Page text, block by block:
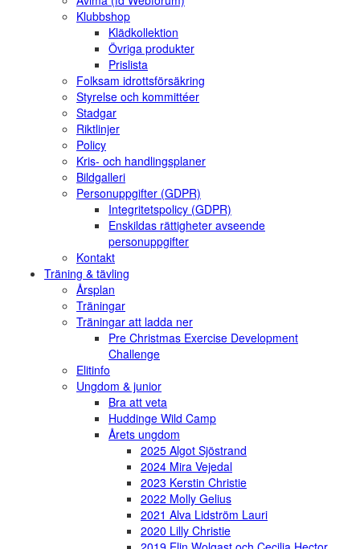
Klubbshop
Klädkollektion
Övriga produkter
Prislista
Folksam idrottsförsäkring
Styrelse och kommittéer
Stadgar
Riktlinjer
Policy
Kris- och handlingsplaner
Bildgalleri
Personuppgifter (GDPR)
Integritetspolicy (GDPR)
Enskildas rättigheter avseende
personuppgifter
Kontakt
Träning & tävling
Årsplan
Träningar
Träningar att ladda ner
Pre Christmas Exercise Development
Challenge
Elitinfo
Ungdom & junior
Bra att veta
Huddinge Wild Camp
Årets ungdom
2025 Algot Sjöstrand
2024 Mira Vejedal
2023 Kerstin Christie
2022 Molly Gelius
2021 Alva Lidström Lauri
2020 Lilly Christie